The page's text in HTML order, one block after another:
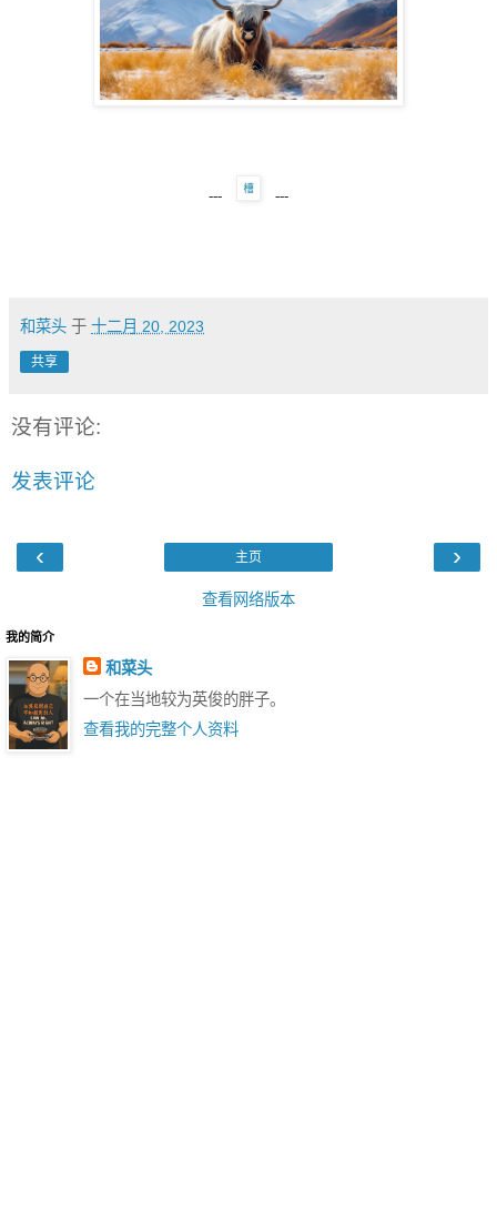
--- ---
和菜头 于 十二月 20, 2023
共享
没有评论:
发表评论
‹ ›
主页
查看网络版本
我的简介
和菜头
一个在当地较为英俊的胖子。
查看我的完整个人资料